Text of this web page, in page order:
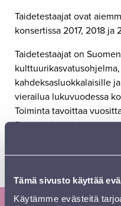
Tämä sivusto käyttää
Käytämme evästeitä
Taidetestaajat ovat
konsertissa 2017, 2018 ja
Taidetestaajat on
kahdeksasluokkalaisille
vierailua lukuvuodessa
Toiminta tavoittaa
Suomen kunnista.
Taidetestaajat-
Suomen Kulttuurirahasto